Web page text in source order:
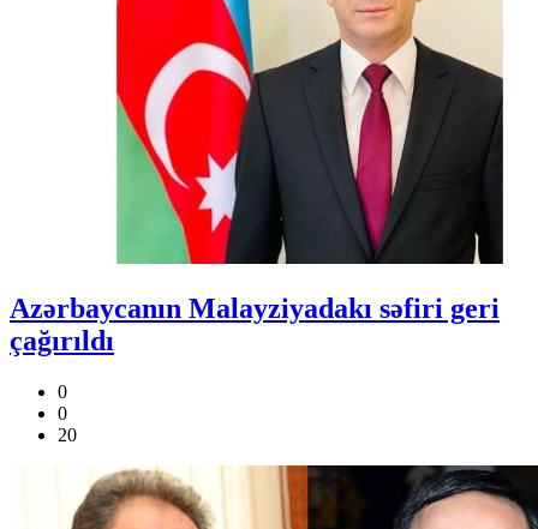
Azərbaycanın Malayziyadakı səfiri geri
çağırıldı
0
0
20